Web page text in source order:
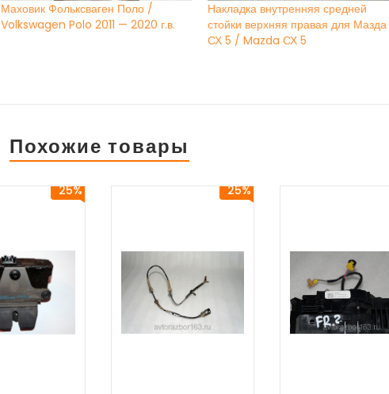
Маховик Фольксваген Поло /
Volkswagen Polo 2011 — 2020 г.в.
Накладка внутренняя средней
стойки верхняя правая для Мазда
СХ 5 / Mazda СХ 5
Похожие товары
25% 25%